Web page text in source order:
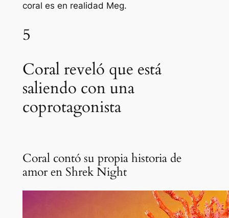
coral es en realidad Meg.
5
Coral reveló que está
saliendo con una
coprotagonista
Coral contó su propia historia de
amor en Shrek Night